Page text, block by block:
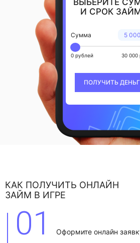
ВЫБЕРИТЕ
И СРОК
5 000
Сумма
0 рублей 30 000
ПОЛУЧИТЬ
КАК ПОЛУЧИТЬ ОНЛАЙН
ЗАЙМ В ИГРЕ
01 Оформите онлайн